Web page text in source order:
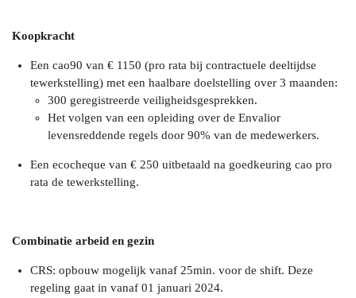
Koopkracht
Een cao90 van € 1150 (pro rata bij contractuele deeltijdse
tewerkstelling) met een haalbare doelstelling over 3 maanden:
300 geregistreerde veiligheidsgesprekken.
Het volgen van een opleiding over de Envalior
levensreddende regels door 90% van de medewerkers.
Een ecocheque van € 250 uitbetaald na goedkeuring cao pro
rata de tewerkstelling.
Combinatie arbeid en gezin
CRS: opbouw mogelijk vanaf 25min. voor de shift. Deze
regeling gaat in vanaf 01 januari 2024.